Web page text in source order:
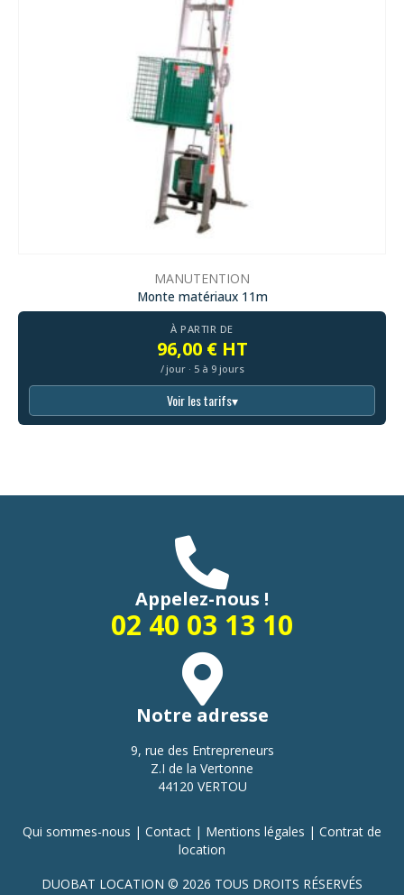
MANUTENTION
Monte matériaux 11m
À PARTIR DE
96,00 € HT
/ jour · 5 à 9 jours
Voir les tarifs▾
Appelez-nous !
02 40 03 13 10
Notre adresse
9, rue des Entrepreneurs
Z.I de la Vertonne
44120 VERTOU
Qui sommes-nous | Contact | Mentions légales | Contrat de
location
DUOBAT LOCATION © 2026 TOUS DROITS RÉSERVÉS